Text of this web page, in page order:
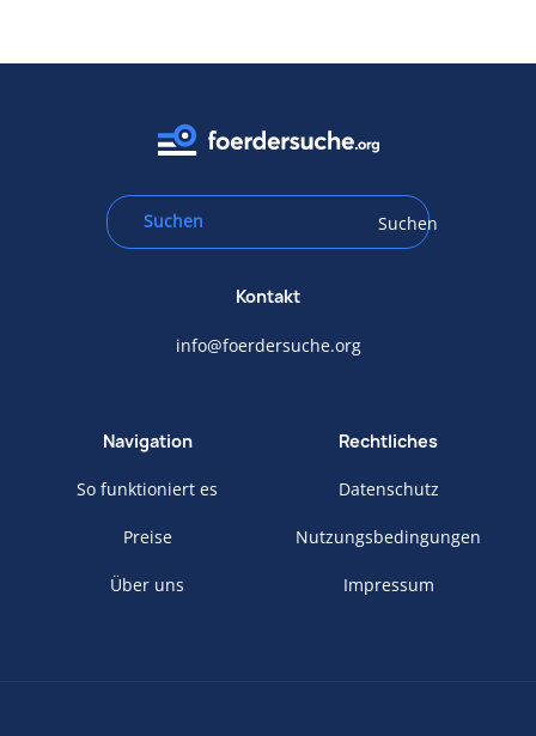
Suchen
Kontakt
info@foerdersuche.org
Navigation
So funktioniert es
Preise
Über uns
Rechtliches
Datenschutz
Nutzungsbedingungen
Impressum